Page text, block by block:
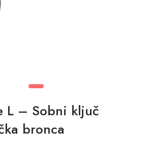
L – Sobni ključ
bronca